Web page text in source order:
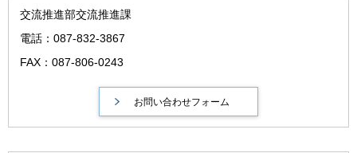
交流推進部交流推進課
電話：087-832-3867
FAX：087-806-0243